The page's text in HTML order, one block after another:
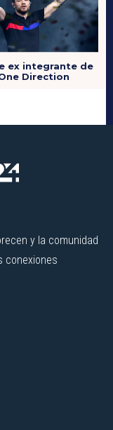
ex integrante de
Direction
y la comunidad
conexiones